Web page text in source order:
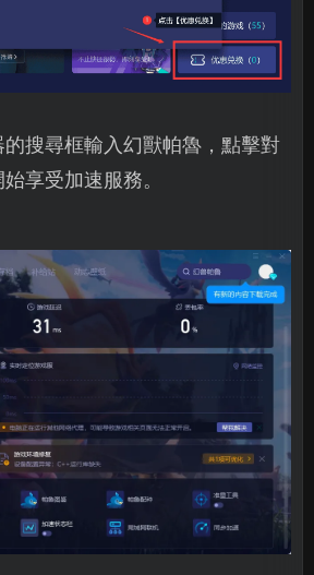
搜尋框輸入幻獸帕魯，點擊對
享受加速服務。